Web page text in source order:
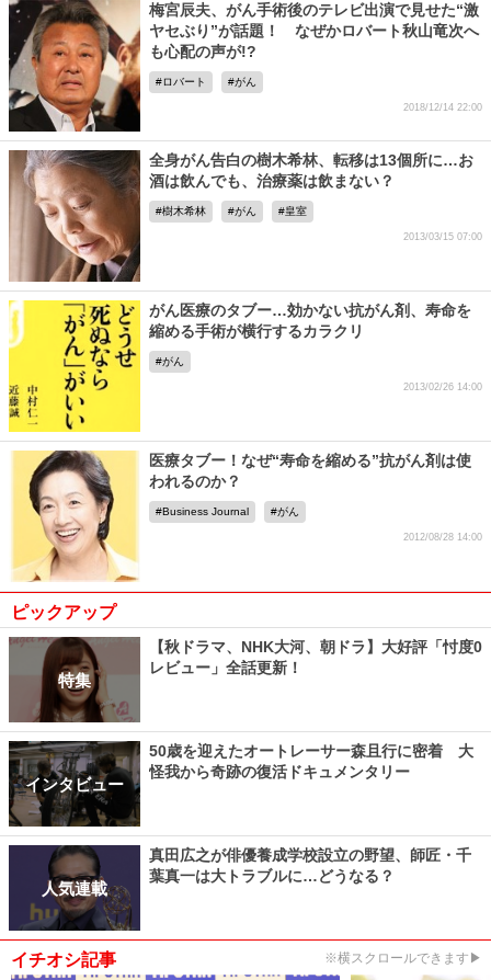
梅宮辰夫、がん手術後のテレビ出演で見せた“激
ヤセぶり”が話題！ なぜかロバート秋山竜次へ
も心配の声が!?
ロバート がん
2018/12/14 22:00
全身がん告白の樹木希林、転移は13個所に…お
酒は飲んでも、治療薬は飲まない？
樹木希林 がん 皇室
2013/03/15 07:00
がん医療のタブー…効かない抗がん剤、寿命を
縮める手術が横行するカラクリ
がん
2013/02/26 14:00
医療タブー！なぜ“寿命を縮める”抗がん剤は使
われるのか？
Business Journal がん
2012/08/28 14:00
ピックアップ
特集
【秋ドラマ、NHK大河、朝ドラ】大好評「忖度0
レビュー」全話更新！
インタビュー
50歳を迎えたオートレーサー森且行に密着 大
怪我から奇跡の復活ドキュメンタリー
人気連載
真田広之が俳優養成学校設立の野望、師匠・千
葉真一は大トラブルに…どうなる？
イチオシ記事 ※横スクロールできます▶